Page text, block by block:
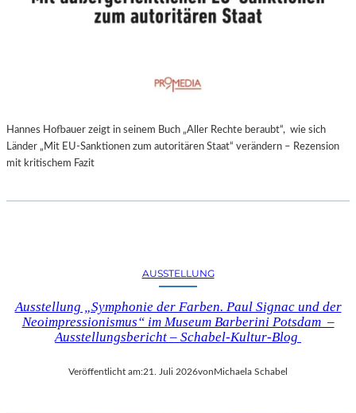
Hannes Hofbauer zeigt in seinem Buch „Aller Rechte beraubt“, wie sich
Länder „Mit EU-Sanktionen zum autoritären Staat“ verändern – Rezension
mit kritischem Fazit
AUSSTELLUNG
Ausstellung „Symphonie der Farben. Paul Signac und der
Neoimpressionismus“ im Museum Barberini Potsdam –
Ausstellungsbericht – Schabel-Kultur-Blog
Veröffentlicht am:21. Juli 2026vonMichaela Schabel